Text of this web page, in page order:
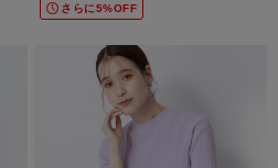
さらに5%OFF